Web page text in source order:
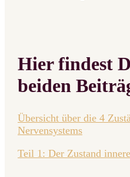
Hier findest
beiden
Übersicht über die 4
Nervensystems
Teil 1: Der Zustand